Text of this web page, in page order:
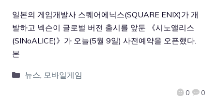
0 0
일본의 게임개발사 스퀘어에닉스(SQUARE ENIX)가 개
발하고 넥슨이 글로벌 버전 출시를 앞둔 《시노앨리스
(SINoALICE)》가 오늘(5월 9일) 사전예약을 오픈했다.
본
뉴스, 모바일게임